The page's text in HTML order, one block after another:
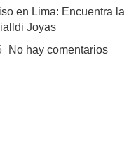
en Lima: Encuentra la
Joyas
No hay comentarios